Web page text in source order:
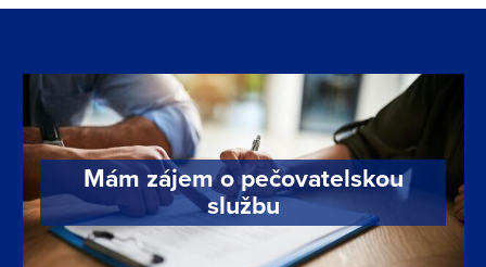
Mám zájem o pečovatelskou
službu